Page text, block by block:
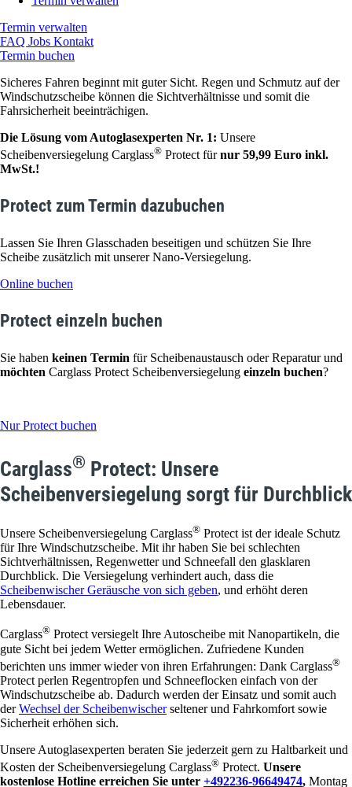
Termin verwalten
FAQ Jobs Kontakt
Termin buchen
Sicheres Fahren beginnt mit guter Sicht. Regen und Schmutz auf der
Windschutzscheibe können die Sichtverhältnisse und somit die
Fahrsicherheit beeinträchigen.
Die Lösung vom Autoglasexperten Nr. 1: Unsere
Scheibenversiegelung Carglass® Protect fürnur 59,99 Euro inkl.
MwSt.!
Protect zum Termin dazubuchen
Lassen Sie Ihren Glasschaden beseitigen und schützen Sie Ihre
Scheibe zusätzlich mit unserer Nano-Versiegelung.
Online buchen
Protect einzeln buchen
Sie haben keinen Termin für Scheibenaustausch oder Reparatur und
möchten Carglass Protect Scheibenversiegelung einzeln buchen?
Nur Protect buchen
Carglass® Protect: Unsere
Scheibenversiegelung sorgt für Durchblick
Unsere Scheibenversiegelung Carglass® Protect ist der ideale Schutz
für Ihre Windschutzscheibe. Mit ihr haben Sie bei schlechten
Sichtverhältnissen, Regenwetter und Schneefall den glasklaren
Durchblick. Die Versiegelung verhindert auch, dass die
Scheibenwischer Geräusche von sich geben, und erhöht deren
Lebensdauer.
Carglass® Protect versiegelt Ihre Autoscheibe mit Nanopartikeln, die
gute Sicht bei jedem Wetter ermöglichen. Zufriedene Kunden
berichten uns immer wieder von ihren Erfahrungen: Dank Carglass®
Protect perlen Regentropfen und Schneeflocken einfach von der
Windschutzscheibe ab. Dadurch werden der Einsatz und somit auch
derWechsel der Scheibenwischerseltener und Fahrkomfort sowie
Sicherheit erhöhen sich.
Unsere Autoglasexperten beraten Sie jederzeit gern zu Haltbarkeit und
Kosten der Scheibenversiegelung Carglass® Protect. Unsere
kostenlose Hotline erreichen Sie unter +492236-96649474, Montag